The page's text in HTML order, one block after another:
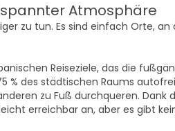
Atmosphäre
zu tun. Es sind einfach Orte, an
Reiseziele, das die
des städtischen Raums
zu Fuß durchqueren. Dank
erreichbar an, aber es gibt